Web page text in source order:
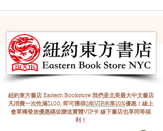
紐約東方書店 Eastern Bookstore 我們是北美最大中文書店
凡消費一次性滿$100, 即可獲得2年VIP卡享10%優惠！線上
會單獨發放優惠碼並贈送實體VIP卡 線下書店也享同等福
利！